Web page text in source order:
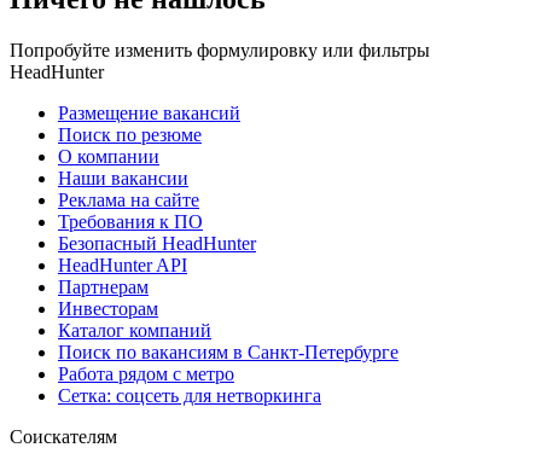
Попробуйте изменить формулировку или фильтры
HeadHunter
Размещение вакансий
Поиск по резюме
О компании
Наши вакансии
Реклама на сайте
Требования к ПО
Безопасный HeadHunter
HeadHunter API
Партнерам
Инвесторам
Каталог компаний
Поиск по вакансиям в Санкт-Петербурге
Работа рядом с метро
Сетка: соцсеть для нетворкинга
Соискателям